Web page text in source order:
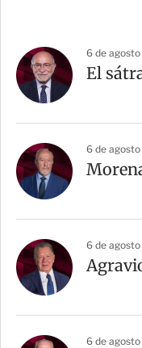
6 de
El
6 de
6 de
6 de